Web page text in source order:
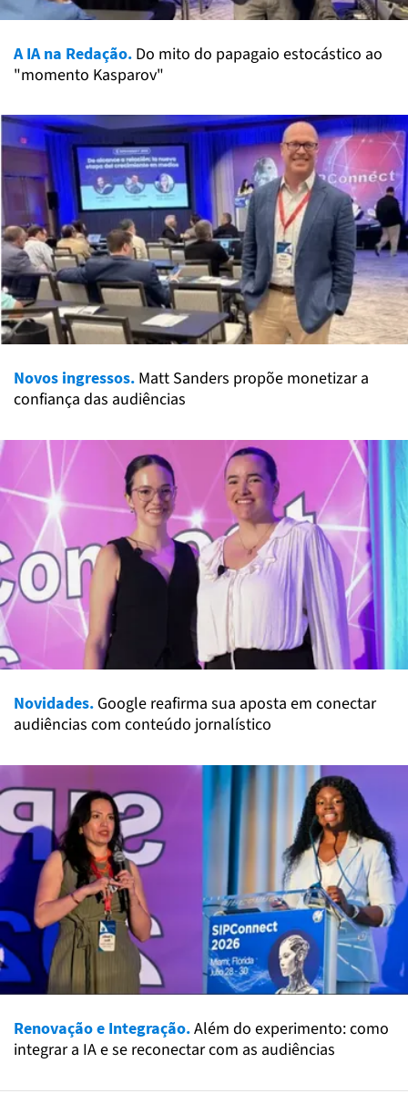
A IA na Redação. Do mito do papagaio estocástico ao
"momento Kasparov"
Novos ingressos. Matt Sanders propõe monetizar a
confiança das audiências
Novidades. Google reafirma sua aposta em conectar
audiências com conteúdo jornalístico
Renovação e Integração.Além do experimento: como
integrar a IA e se reconectar com as audiências